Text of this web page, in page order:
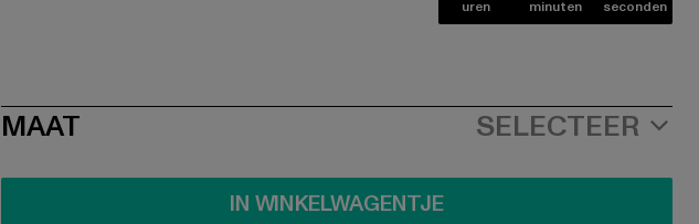
uren minuten seconden
SIZE
MAAT SELECTEER
IN WINKELWAGENTJE